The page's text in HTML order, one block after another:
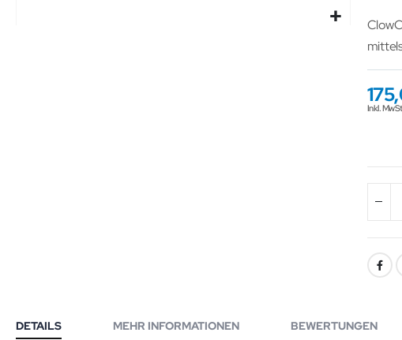
Inkl.
DETAILS MEHR INFORMATIONEN BEWERTUNGEN